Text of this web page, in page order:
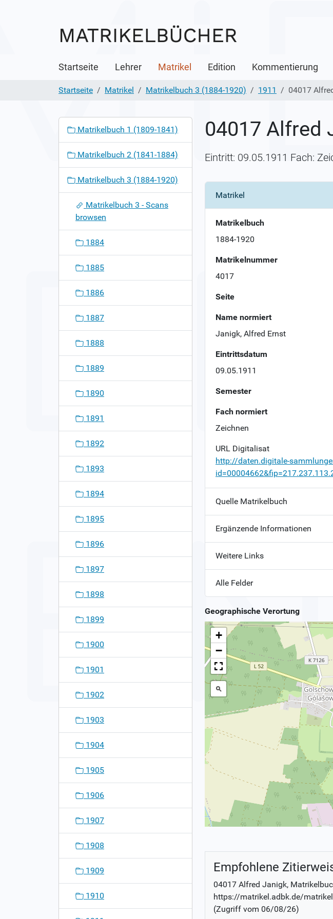
Startseite Lehrer Matrikel Edition Kommentierung
Startseite
Matrikel Matrikelbuch 3 (1884-1920) 1911 04017
04017 Alfred
Eintritt: 09.05.1911 Fach:
Matrikel
Matrikelbuch
1884-1920
Matrikelnummer
4017
Seite
Name normiert
Janigk, Alfred Ernst
Eintrittsdatum
09.05.1911
Semester
Fach normiert
Zeichnen
URL Digitalisat
http://daten.digitale-
Quelle Matrikelbuch
Ergänzende Informationen
Weitere Links
Alle Felder
Geographische Verortung
+
−
Empfohlene
04017 Alfred Janigk,
https://matrikel.adbk.de/
(Zugriff vom 06/08/26)
n
Matrikelbuch 1 (1809-1841)
Matrikelbuch 2 (1841-1884)
Matrikelbuch 3 (1884-1920)
Matrikelbuch 3 - Scans
browsen
1884
1885
1886
1887
1888
1889
1890
1891
1892
1893
1894
1895
1896
1897
1898
1899
1900
1901
1902
1903
1904
1905
1906
1907
1908
1909
1910